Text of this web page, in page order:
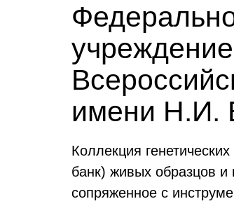
имени Н.И.
Коллекция
банк) живых образцов и
сопряженное с